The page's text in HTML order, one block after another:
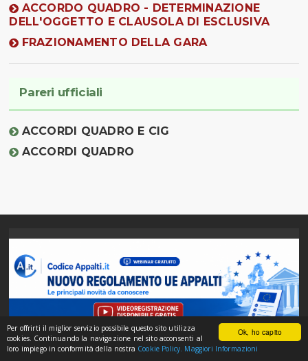
Ok, ho capito
Per offrirti il miglior servizio possibile questo sito utilizza
cookies. Continuando la navigazione nel sito acconsenti al
loro impiego in conformità della nostra Cookie Policy. Maggiori Informazioni
ACCORDO QUADRO - DETERMINAZIONE
DELL'OGGETTO E CLAUSOLA DI ESCLUSIVA
FRAZIONAMENTO DELLA GARA
Pareri ufficiali
ACCORDI QUADRO E CIG
ACCORDI QUADRO
annuncio sponsorizzato